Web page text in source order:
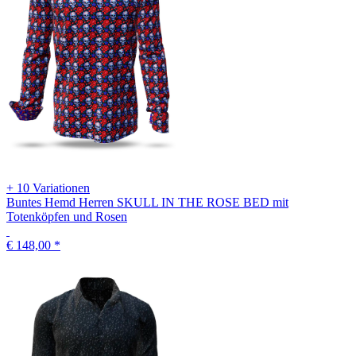
+ 10 Variationen
Buntes Hemd Herren SKULL IN THE ROSE BED mit
Totenköpfen und Rosen
€ 148,00 *